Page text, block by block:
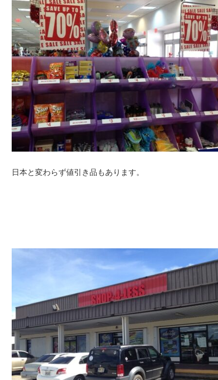
日本と変わらず値引き品もあります。